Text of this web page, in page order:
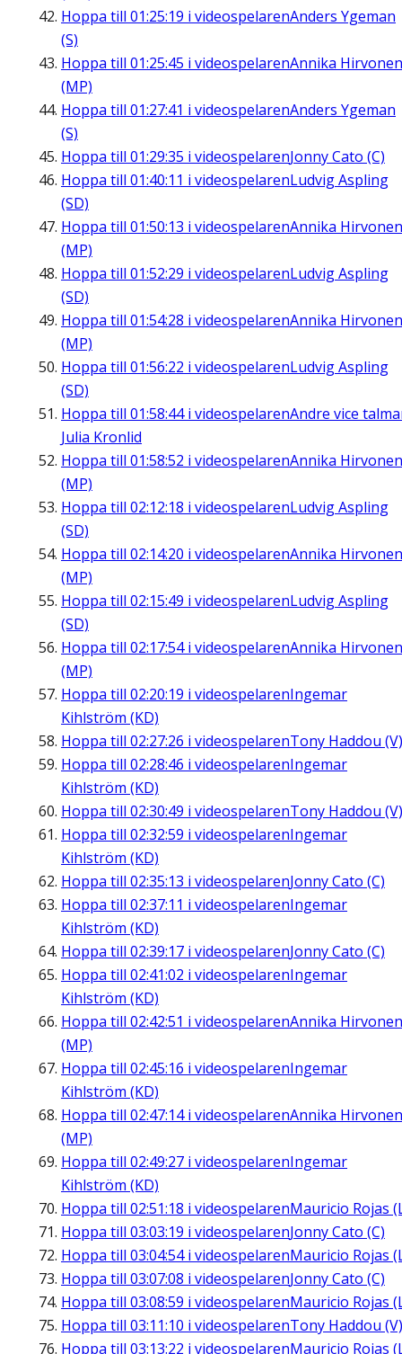
Hoppa till 01:25:19 i videospelarenAnders Ygeman
(S)
Hoppa till 01:25:45 i videospelarenAnnika Hirvonen
(MP)
Hoppa till 01:27:41 i videospelarenAnders Ygeman
(S)
Hoppa till 01:29:35 i videospelarenJonny Cato (C)
Hoppa till 01:40:11 i videospelarenLudvig Aspling
(SD)
Hoppa till 01:50:13 i videospelarenAnnika Hirvonen
(MP)
Hoppa till 01:52:29 i videospelarenLudvig Aspling
(SD)
Hoppa till 01:54:28 i videospelarenAnnika Hirvonen
(MP)
Hoppa till 01:56:22 i videospelarenLudvig Aspling
(SD)
Hoppa till 01:58:44i videospelarenAndre vice
Julia Kronlid
Hoppa till 01:58:52 i videospelarenAnnika Hirvonen
(MP)
Hoppa till 02:12:18 i videospelarenLudvig Aspling
(SD)
Hoppa till 02:14:20 i videospelarenAnnika Hirvonen
(MP)
Hoppa till 02:15:49 i videospelarenLudvig Aspling
(SD)
Hoppa till 02:17:54i videospelarenAnnika Hirvonen
(MP)
Hoppa till 02:20:19 i videospelarenIngemar
Kihlström (KD)
Hoppa till 02:27:26 i videospelarenTony Haddou (V)
Hoppa till 02:28:46 i videospelarenIngemar
Kihlström (KD)
Hoppa till 02:30:49 i videospelarenTony Haddou (V)
Hoppa till 02:32:59 i videospelarenIngemar
Kihlström (KD)
Hoppa till 02:35:13 i videospelarenJonny Cato (C)
Hoppa till 02:37:11 i videospelarenIngemar
Kihlström (KD)
Hoppa till 02:39:17 i videospelarenJonny Cato (C)
Hoppa till 02:41:02 i videospelarenIngemar
Kihlström (KD)
Hoppa till 02:42:51 i videospelarenAnnika Hirvonen
(MP)
Hoppa till 02:45:16 i videospelarenIngemar
Kihlström (KD)
Hoppa till 02:47:14i videospelarenAnnika Hirvonen
(MP)
Hoppa till 02:49:27 i videospelarenIngemar
Kihlström (KD)
Hoppa till 02:51:18 i videospelarenMauricio Rojas
Hoppa till 03:03:19 i videospelarenJonny Cato (C)
Hoppa till 03:04:54i videospelarenMauricio Rojas
Hoppa till 03:07:08 i videospelarenJonny Cato (C)
Hoppa till 03:08:59 i videospelarenMauricio Rojas
Hoppa till 03:11:10 i videospelarenTony Haddou (V)
Hoppa till 03:13:22 i videospelarenMauricio Rojas